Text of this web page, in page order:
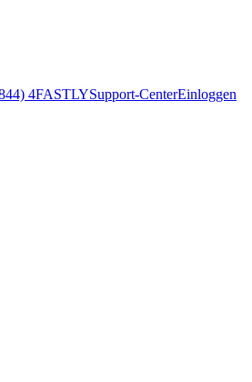
4FASTLYSupport-CenterEinloggen